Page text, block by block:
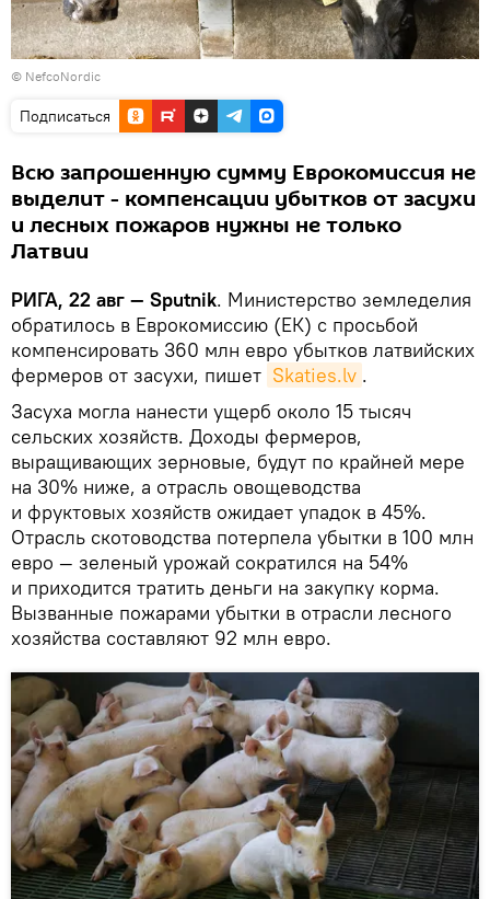
© NefcoNordic
Подписаться
Всю запрошенную сумму Еврокомиссия не
выделит - компенсации убытков от засухи
и лесных пожаров нужны не только
Латвии
РИГА, 22 авг — Sputnik. Министерство земледелия
обратилось в Еврокомиссию (ЕК) с просьбой
компенсировать 360 млн евро убытков латвийских
фермеров от засухи, пишет Skaties.lv .
Засуха могла нанести ущерб около 15 тысяч
сельских хозяйств. Доходы фермеров,
выращивающих зерновые, будут по крайней мере
на 30% ниже, а отрасль овощеводства
и фруктовых хозяйств ожидает упадок в 45%.
Отрасль скотоводства потерпела убытки в 100 млн
евро — зеленый урожай сократился на 54%
и приходится тратить деньги на закупку корма.
Вызванные пожарами убытки в отрасли лесного
хозяйства составляют 92 млн евро.